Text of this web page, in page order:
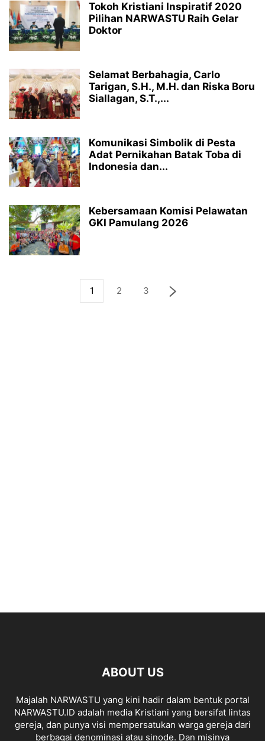
Tokoh Kristiani Inspiratif 2020
Pilihan NARWASTU Raih Gelar
Doktor
Selamat Berbahagia, Carlo
Tarigan, S.H., M.H. dan Riska Boru
Siallagan, S.T.,...
Komunikasi Simbolik di Pesta
Adat Pernikahan Batak Toba di
Indonesia dan...
Kebersamaan Komisi Pelawatan
GKI Pamulang 2026
1 2 3
ABOUT US
Majalah NARWASTU yang kini hadir dalam bentuk portal
NARWASTU.ID adalah media Kristiani yang bersifat lintas
gereja, dan punya visi mempersatukan warga gereja dari
berbagai denominasi atau sinode. Dan misinya